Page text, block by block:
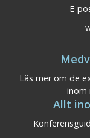
E-
Läs mer om de
inom
Allt